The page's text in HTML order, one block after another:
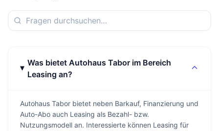
Was bietet Autohaus Tabor im Bereich
Leasing an?
Autohaus Tabor bietet neben Barkauf, Finanzierung und
Auto-Abo auch Leasing als Bezahl- bzw.
Nutzungsmodell an. Interessierte können Leasing für